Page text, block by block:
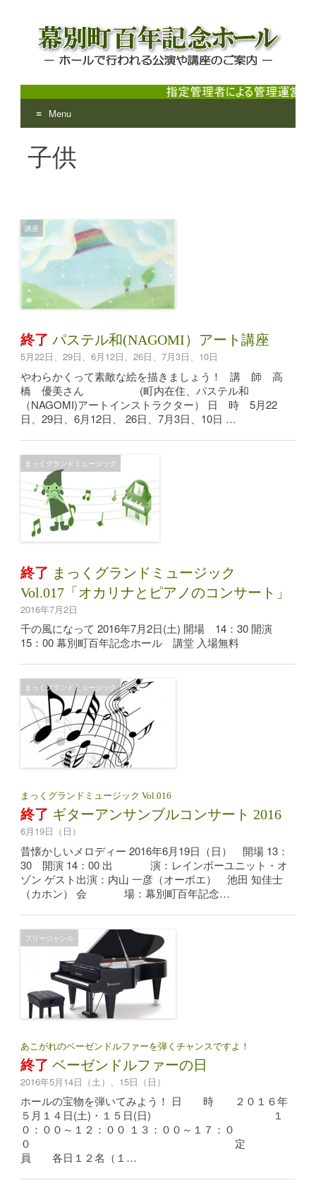
幕別町百年記念ホール
ホールで行われる公演や講座のご案内
Menu
to
content
子供
講座
終了パステル和(NAGOMI）アート講座
5月22日、29日、6月12日、26日、7月3日、10日
やわらかくって素敵な絵を描きましょう！ 講 師 高
橋 優美さん (町内在住、パステル和
（NAGOMI)アートインストラクター） 日 時 5月22
日、29日、6月12日、 26日、7月3日、10日 …
まっくグランドミュージック
終了 まっくグランドミュージック
Vol.017「オカリナとピアノのコンサート」
2016年7月2日
千の風になって 2016年7月2日(土) 開場 14：30 開演
15：00 幕別町百年記念ホール 講堂 入場無料
まっくグランドミュージック
まっくグランドミュージック Vol.016
終了 ギターアンサンブルコンサート 2016
6月19日（日）
昔懐かしいメロディー 2016年6月19日（日） 開場 13：
30 開演 14：00 出 演：レインボーユニット・オ
ゾン ゲスト出演：内山 一彦（オーボエ） 池田 知佳士
（カホン） 会 場：幕別町百年記念…
フリージャンル
あこがれのベーゼンドルファーを弾くチャンスですよ！
終了ベーゼンドルファーの日
2016年5月14日（土）、15日（日）
ホールの宝物を弾いてみよう！ 日 時 ２０１６年
５月１４日(土)・１５日(日) １
０：００～１２：００ １３：００～１７：０
０ 定
員 各日１２名（１…